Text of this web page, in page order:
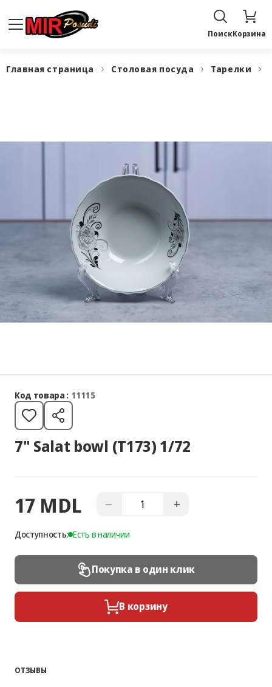
ПоискКорзина
Главная страница Столовая посуда Тарелки
Код товара : 11115
7" Salat bowl (T173) 1/72
17 MDL − +
Доступность: Есть в наличии
Покупка в один клик
В корзину
ОТЗЫВЫ